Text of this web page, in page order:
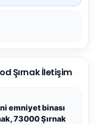
Şırnak İletişim
emniyet binası
73000 Şırnak